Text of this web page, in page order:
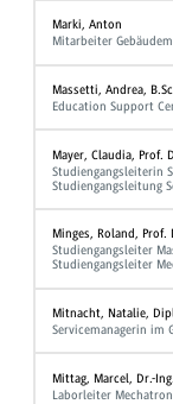
Marki, Anton
Mitarbeiter
Massetti, Andrea,
Education Support
Mayer, Claudia, Prof.
Studiengangsleiterin
Studiengangsleitung
Minges, Roland, Prof.
Studiengangsleiter
Studiengangsleiter
Mitnacht, Natalie,
Servicemanagerin im
Mittag, Marcel, Dr.-Ing.
Laborleiter